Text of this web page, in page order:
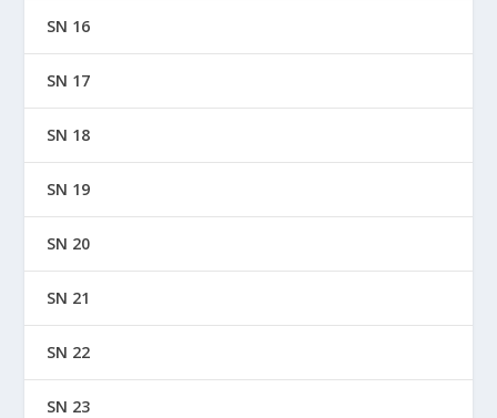
SN 16
SN 17
SN 18
SN 19
SN 20
SN 21
SN 22
SN 23